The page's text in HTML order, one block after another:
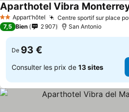
2 ÉtoilesAppart'hôtel Centre sportif sur place
Aparthotel Vibra
7,5 Bien 2 907 San Antonio
De 93 €
Consulter les prix de 13 sites